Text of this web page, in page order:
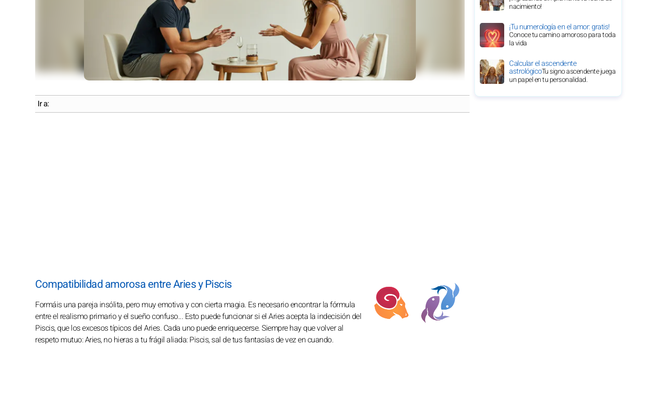
Ir a:
Compatibilidad amorosa entre Aries y Piscis
Formáis una pareja insólita, pero muy emotiva y con cierta magia. Es necesario encontrar la fórmula
entre el realismo primario y el sueño confuso... Esto puede funcionar si el Aries acepta la indecisión del
Piscis, que los excesos típicos del Aries. Cada uno puede enriquecerse. Siempre hay que volver al
respeto mutuo: Aries, no hieras a tu frágil aliada: Piscis, sal de tus fantasías de vez en cuando.
nacimiento!
¡Tu numerología en el amor: gratis!
Conoce tu camino amoroso para toda
la vida
Calcular el ascendente
astrológicoTu signo ascendente juega
un papel en tu personalidad.